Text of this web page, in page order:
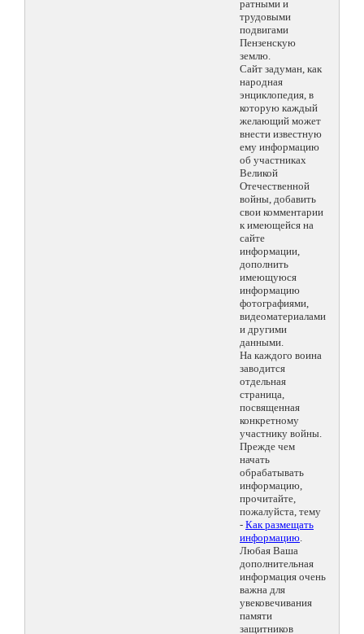
ратными и
трудовыми
подвигами
Пензенскую
землю.
Сайт задуман, как
народная
энциклопедия, в
которую каждый
желающий может
внести известную
ему информацию
об участниках
Великой
Отечественной
войны, добавить
свои комментарии
к имеющейся на
сайте
информации,
дополнить
имеющуюся
информацию
фотографиями,
видеоматериалами
и другими
данными.
На каждого воина
заводится
отдельная
страница,
посвященная
конкретному
участнику войны.
Прежде чем
начать
обрабатывать
информацию,
прочитайте,
пожалуйста, тему
- Как размещать
информацию.
Любая Ваша
дополнительная
информация очень
важна для
увековечивания
памяти
защитников